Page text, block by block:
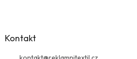
Kontakt